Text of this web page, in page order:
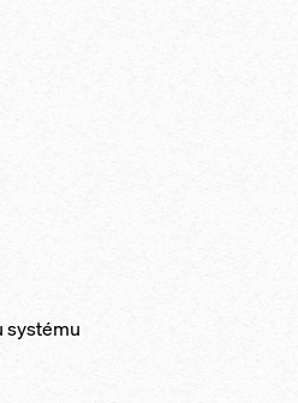
systému